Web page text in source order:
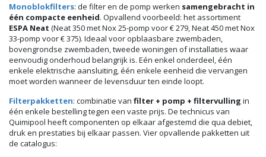
Monoblokfilters: de filter en de pomp werken samengebracht in
één compacte eenheid. Opvallend voorbeeld: het assortiment
ESPA Neat (Neat 350 met Nox 25-pomp voor € 279, Neat 450 met Nox
33-pomp voor € 375). Ideaal voor opblaasbare zwembaden,
bovengrondse zwembaden, tweede woningen of installaties waar
eenvoudig onderhoud belangrijk is. Eén enkel onderdeel, één
enkele elektrische aansluiting, één enkele eenheid die vervangen
moet worden wanneer de levensduur ten einde loopt.
Filterpakketten: combinatie van filter + pomp + filtervulling in
één enkele bestelling tegen een vaste prijs. De technicus van
Quimipool heeft componenten op elkaar afgestemd die qua debiet,
druk en prestaties bij elkaar passen. Vier opvallende pakketten uit
de catalogus: